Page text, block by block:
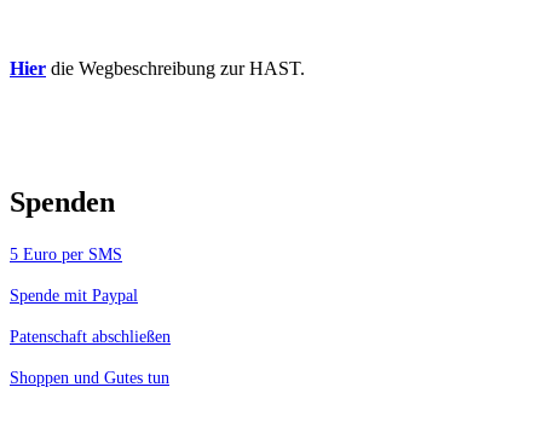
Hier die Wegbeschreibung zur HAST.
Spenden
5 Euro per SMS
Spende mit Paypal
Patenschaft abschließen
Shoppen und Gutes tun